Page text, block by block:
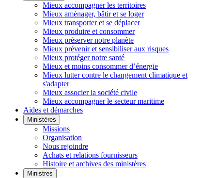
Mieux accompagner les territoires
Mieux aménager, bâtir et se loger
Mieux transporter et se déplacer
Mieux produire et consommer
Mieux préserver notre planète
Mieux prévenir et sensibiliser aux risques
Mieux protéger notre santé
Mieux et moins consommer d’énergie
Mieux lutter contre le changement climatique et
s'adapter
Mieux associer la société civile
Mieux accompagner le secteur maritime
Aides et démarches
Ministères
Missions
Organisation
Nous rejoindre
Achats et relations fournisseurs
Histoire et archives des ministères
Ministres